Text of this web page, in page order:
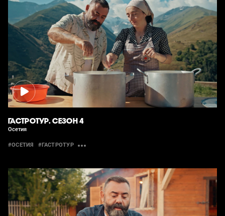
ГАСТРОТУР. СЕЗОН 4
Осетия
#ОСЕТИЯ #ГАСТРОТУР